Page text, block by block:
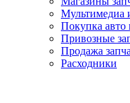
Мультимедиа
Покупка авто
Привозные
Продажа
Расходники